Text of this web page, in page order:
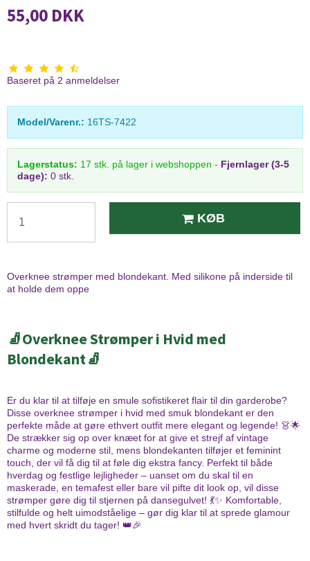
55,00 DKK
Baseret på 2 anmeldelser
Model/Varenr.: 16TS-7422
Lagerstatus: 17 stk. på lager i webshoppen - Fjernlager (3-5
dage): 0 stk.
KØB
Overknee strømper med blondekant. Med silikone på inderside til
at holde dem oppe
🧦Overknee Strømper i Hvid med
Blondekant🧦
Er du klar til at tilføje en smule sofistikeret flair til din garderobe?
Disse overknee strømper i hvid med smuk blondekant er den
perfekte måde at gøre ethvert outfit mere elegant og legende! 👗🌟
De strækker sig op over knæet for at give et strejf af vintage
charme og moderne stil, mens blondekanten tilføjer et feminint
touch, der vil få dig til at føle dig ekstra fancy. Perfekt til både
hverdag og festlige lejligheder – uanset om du skal til en
maskerade, en temafest eller bare vil pifte dit look op, vil disse
strømper gøre dig til stjernen på dansegulvet! 💃✨ Komfortable,
stilfulde og helt uimodståelige – gør dig klar til at sprede glamour
med hvert skridt du tager! 👑🎉